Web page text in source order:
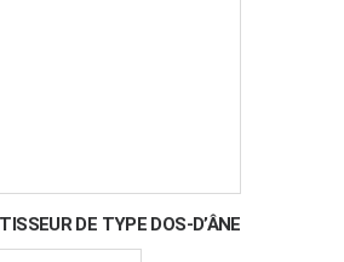
DE TYPE DOS-D’ÂNE